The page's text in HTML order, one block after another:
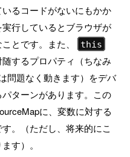
るコードがないにもかか
行しているとブラウザが
とです。また、
this
するプロパティ（ちなみ
問題なく動きます）をデバ
ターンがあります。この
に、変数に対する
。（ただし、将来的にこ
す）。